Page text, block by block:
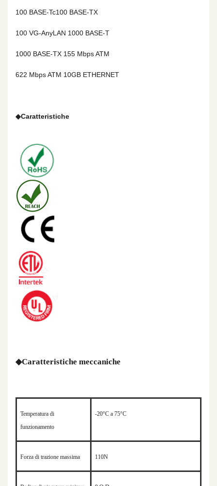
100 BASE-Tc100 BASE-TX
100 VG-AnyLAN 1000 BASE-T
1000 BASE-TX 155 Mbps ATM
622 Mbps ATM 10GB ETHERNET
◆Caratteristiche
◆Caratteristiche meccaniche
Temperatura di
funzionamento
-20°C a 75°C
Forza di trazione massima 110N